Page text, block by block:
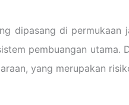
dipasang di
pembuangan
yang merupakan